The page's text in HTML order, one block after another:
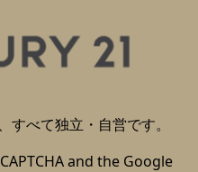
べて独立・自営です。
and the Google